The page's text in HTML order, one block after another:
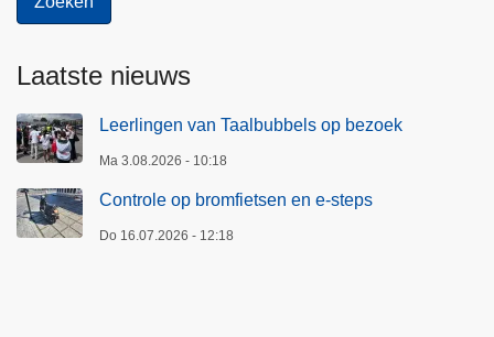
Laatste nieuws
Leerlingen van Taalbubbels op bezoek
Ma 3.08.2026 - 10:18
Controle op bromfietsen en e-steps
Do 16.07.2026 - 12:18